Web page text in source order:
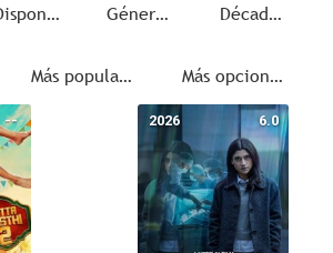
Disponible Género Década
Más populares Más opciones
-- 6.0
2026